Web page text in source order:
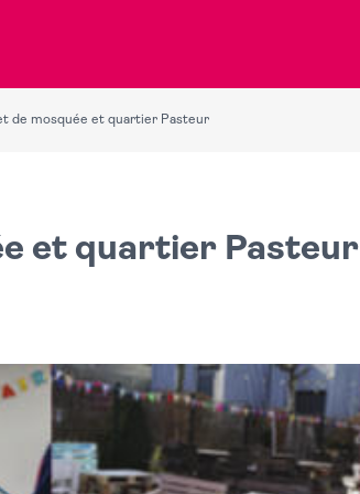
de mosquée et quartier Pasteur
et quartier Pasteur